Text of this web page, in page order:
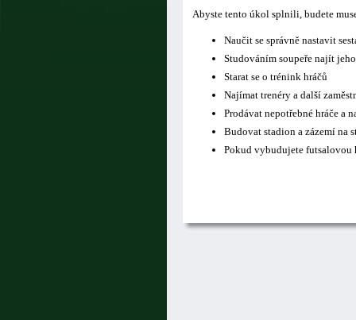
Abyste tento úkol splnili, budete
Naučit se správně nastavit
Studováním soupeře najít
Starat se o trénink hráčů
Najímat trenéry a další
Prodávat nepotřebné hráče a
Budovat stadion a zázemí na
Pokud vybudujete futsalovou